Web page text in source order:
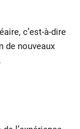
c’est-à-dire
de nouveaux